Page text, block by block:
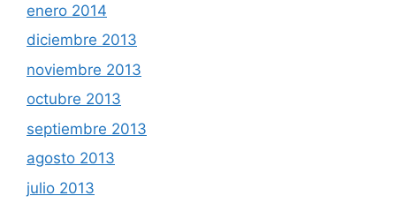
enero 2014
diciembre 2013
noviembre 2013
octubre 2013
septiembre 2013
agosto 2013
julio 2013